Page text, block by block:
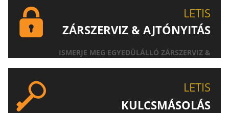
LETIS
ZÁRSZERVIZ & AJTÓNYITÁS
ISMERJE MEG EGYEDÜLÁLLÓ ZÁRSZERVIZ &
LETIS
KULCSMÁSOLÁS